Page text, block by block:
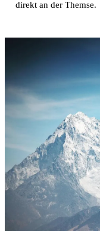
direkt an der Themse.